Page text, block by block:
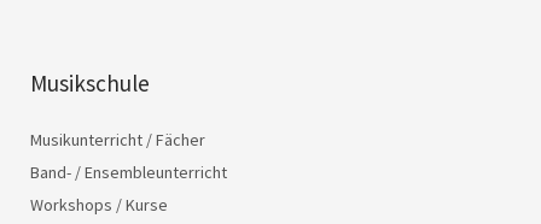
Musikschule
Musikunterricht / Fächer
Band- / Ensembleunterricht
Workshops / Kurse